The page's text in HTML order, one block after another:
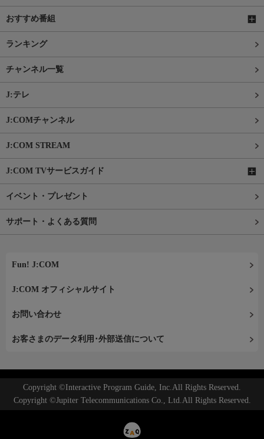
おすすめ番組
ランキング
チャンネル一覧
J:テレ
J:COMチャンネル
J:COM STREAM
J:COM TVサービスガイド
イベント・プレゼント
サポート・よくある質問
Fun! J:COM
J:COM オフィシャルサイト
お問い合わせ
お客さまのデータ利用･外部送信について
Copyright ©Interactive Program Guide, Inc.All Rights Reserved.
Copyright ©Jupiter Telecommunications Co., Ltd.All Rights Reserved.